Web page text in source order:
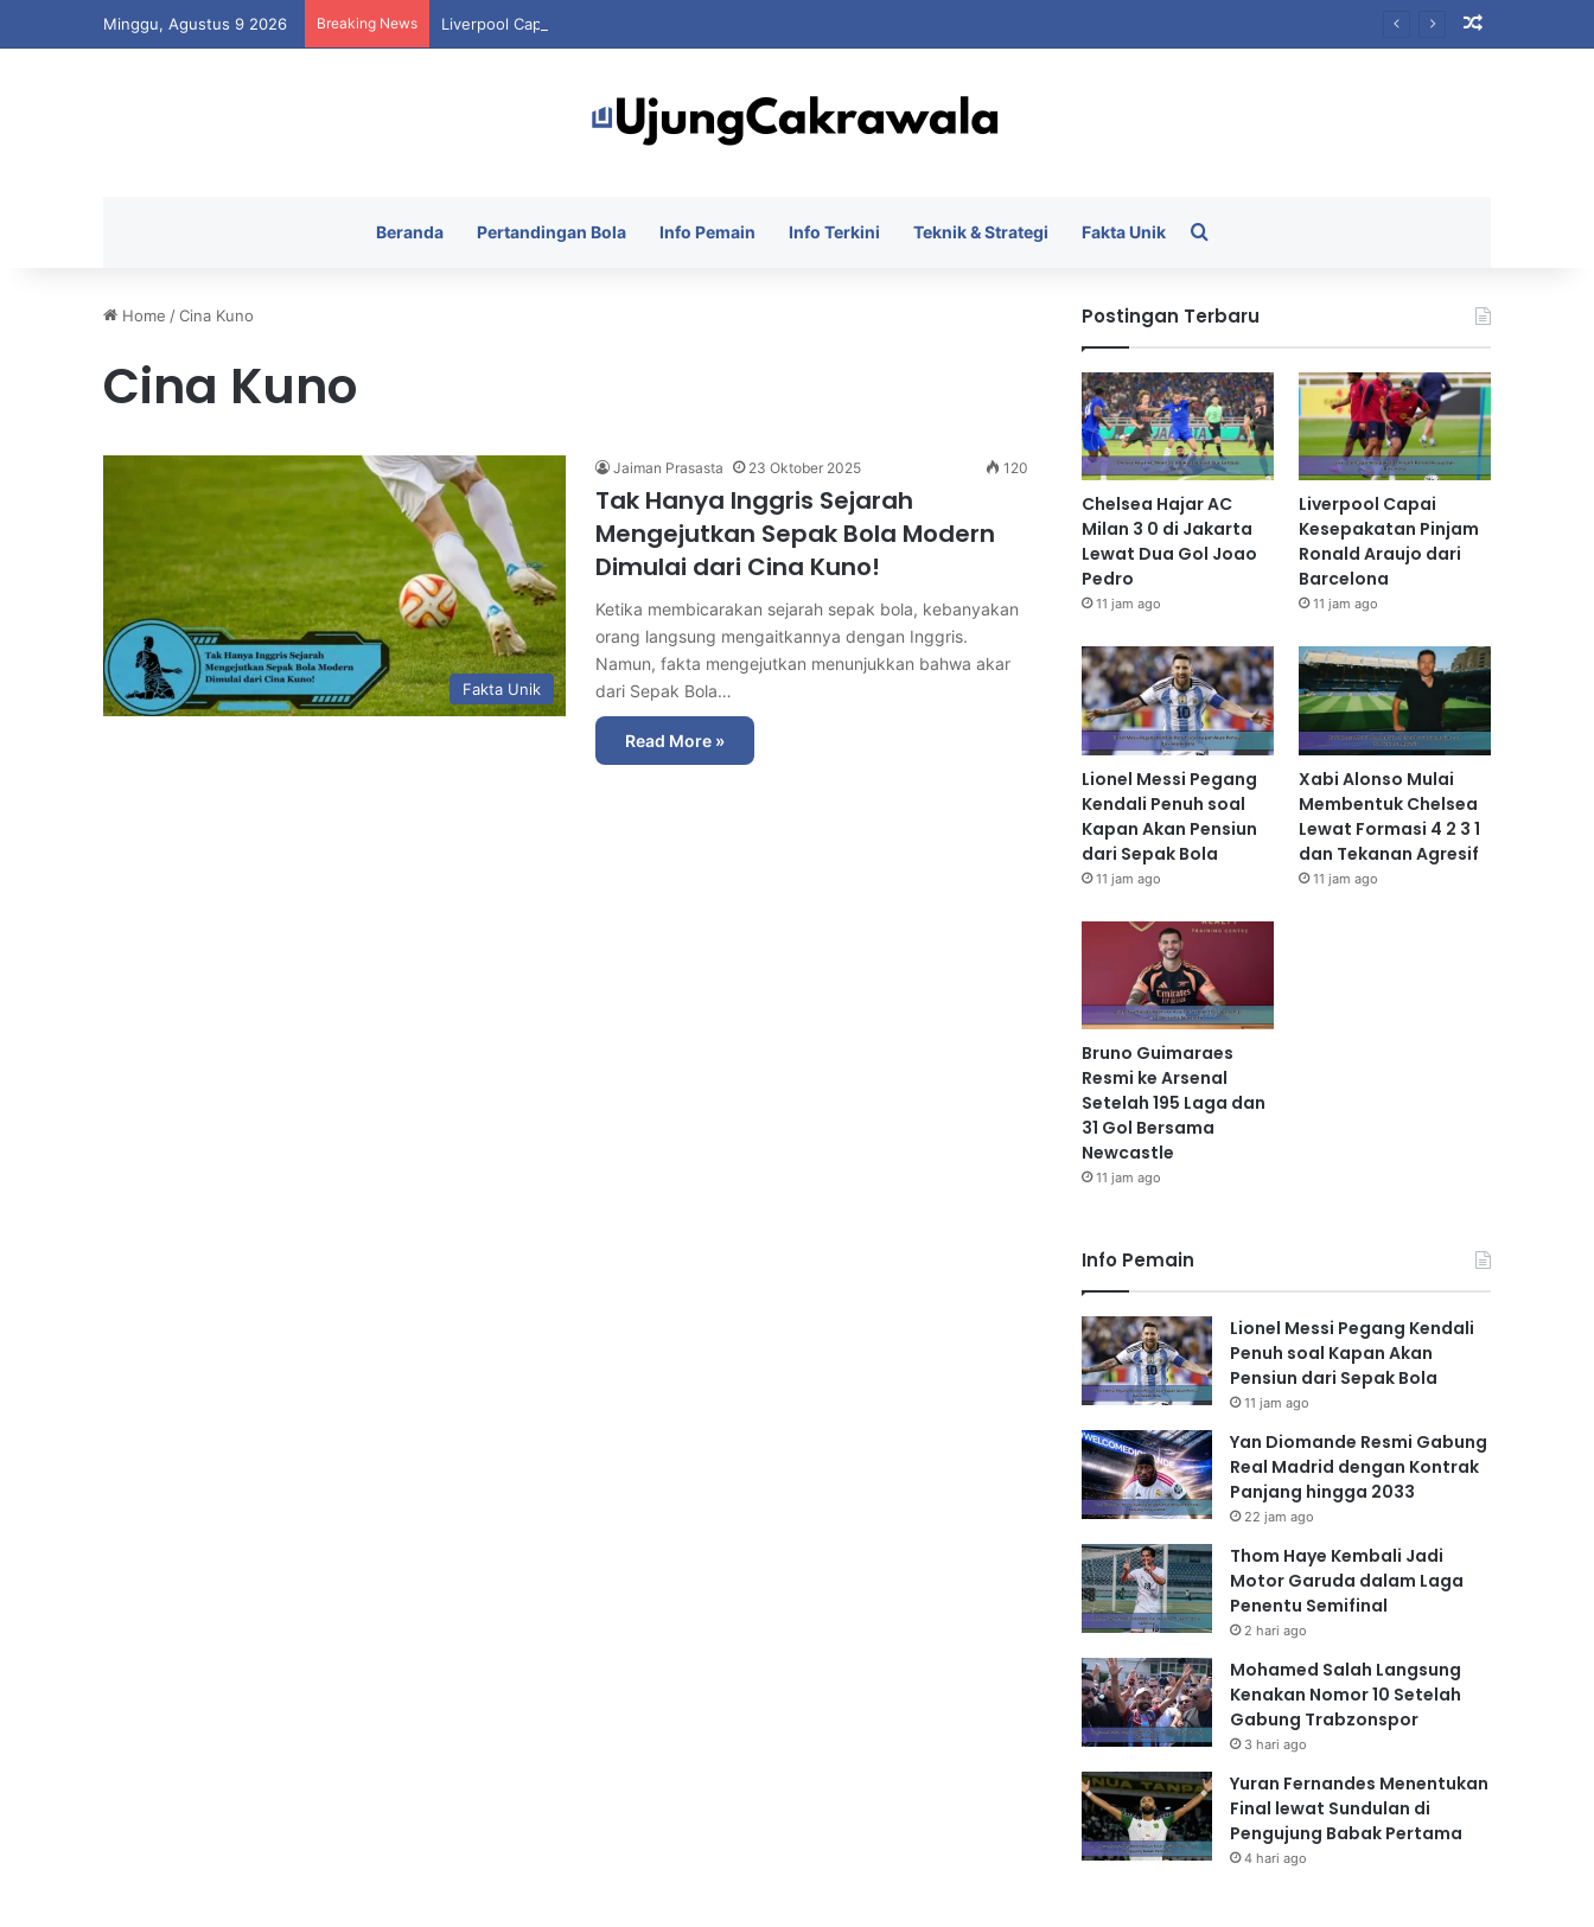
Minggu, Agustus 9 2026 Breaking News Liverpool Capai Kesepakatan Pinjam Ronald Araujo dari Barcelona
Beranda Pertandingan Bola Info Pemain Info Terkini Teknik & Strategi Fakta Unik
Home /Cina Kuno
Cina Kuno
Fakta Unik
Jaiman Prasasta 23 Oktober 2025 120
Tak Hanya Inggris Sejarah
Mengejutkan Sepak Bola Modern
Dimulai dari Cina Kuno!
Ketika membicarakan sejarah sepak bola, kebanyakan
orang langsung mengaitkannya dengan Inggris.
Namun, fakta mengejutkan menunjukkan bahwa akar
dari Sepak Bola…
Read More »
Postingan Terbaru
Chelsea Hajar AC
Milan 3 0 di Jakarta
Lewat Dua Gol Joao
Pedro
11 jam ago
Liverpool Capai
Kesepakatan Pinjam
Ronald Araujo dari
Barcelona
11 jam ago
Lionel Messi Pegang
Kendali Penuh soal
Kapan Akan Pensiun
dari Sepak Bola
11 jam ago
Xabi Alonso Mulai
Membentuk Chelsea
Lewat Formasi 4 2 3 1
dan Tekanan Agresif
11 jam ago
Bruno Guimaraes
Resmi ke Arsenal
Setelah 195 Laga dan
31 Gol Bersama
Newcastle
11 jam ago
Info Pemain
Lionel Messi Pegang Kendali
Penuh soal Kapan Akan
Pensiun dari Sepak Bola
11 jam ago
Yan Diomande Resmi Gabung
Real Madrid dengan Kontrak
Panjang hingga 2033
22 jam ago
Thom Haye Kembali Jadi
Motor Garuda dalam Laga
Penentu Semifinal
2 hari ago
Mohamed Salah Langsung
Kenakan Nomor 10 Setelah
Gabung Trabzonspor
3 hari ago
Yuran Fernandes Menentukan
Final lewat Sundulan di
Pengujung Babak Pertama
4 hari ago